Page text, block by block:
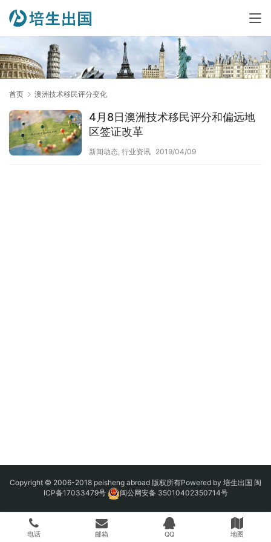
首页 澳洲技术移民评分变化
4月8日澳洲技术移民评分和偏远地
区签证改革
新闻动态, 行业资讯 2019/04/09
Copyright © 2006-2018 peisheng abroad 版权所有Powered by 培生出国 闽
ICP备17033479号
闽公网安备 35010402350714号
电话 邮箱 QQ 地图